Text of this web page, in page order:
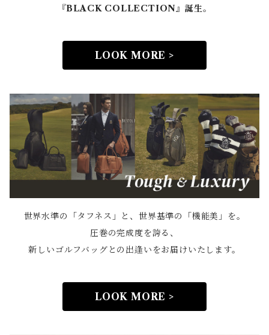
『BLACK COLLECTION』誕生。
LOOK MORE >
世界水準の「タフネス」と、世界基準の「機能美」を。
圧巻の完成度を誇る、
新しいゴルフバッグとの出逢いをお届けいたします。
LOOK MORE >